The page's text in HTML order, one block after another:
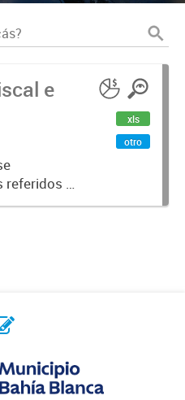
e
referidos a
xls
otro